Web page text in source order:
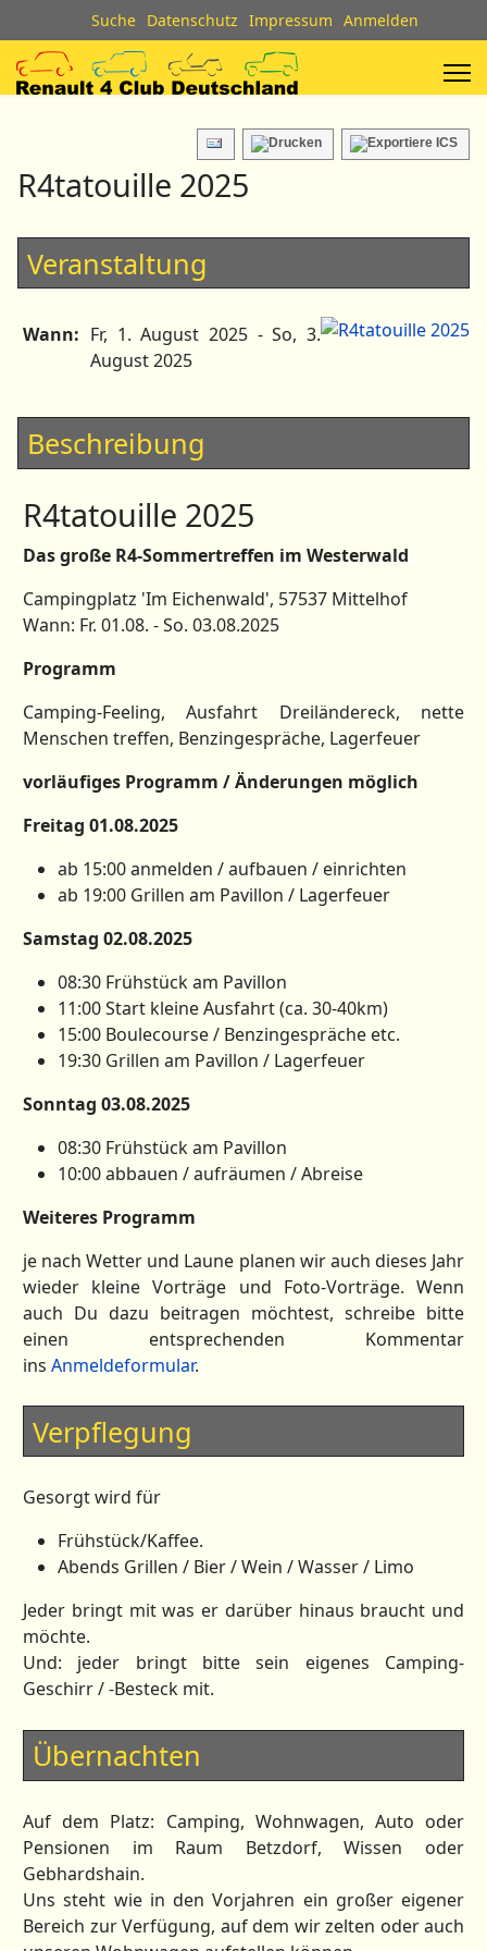
Suche Datenschutz Impressum Anmelden
R4tatouille 2025
Veranstaltung
Wann: Fr, 1. August 2025 - So, 3.
August 2025
Beschreibung
R4tatouille 2025
Das große R4-Sommertreffen im Westerwald
Campingplatz 'Im Eichenwald', 57537 Mittelhof
Wann: Fr. 01.08. - So. 03.08.2025
Programm
Camping-Feeling, Ausfahrt Dreiländereck, nette
Menschen treffen, Benzingespräche, Lagerfeuer
vorläufiges Programm / Änderungen möglich
Freitag 01.08.2025
ab 15:00 anmelden / aufbauen / einrichten
ab 19:00 Grillen am Pavillon / Lagerfeuer
Samstag 02.08.2025
08:30 Frühstück am Pavillon
11:00 Start kleine Ausfahrt (ca. 30-40km)
15:00 Boulecourse / Benzingespräche etc.
19:30 Grillen am Pavillon / Lagerfeuer
Sonntag 03.08.2025
08:30 Frühstück am Pavillon
10:00 abbauen / aufräumen / Abreise
Weiteres Programm
je nach Wetter und Laune planen wir auch dieses Jahr
wieder kleine Vorträge und Foto-Vorträge. Wenn
auch Du dazu beitragen möchtest, schreibe bitte
einen entsprechenden Kommentar
ins Anmeldeformular.
Verpflegung
Gesorgt wird für
Frühstück/Kaffee.
Abends Grillen / Bier / Wein / Wasser / Limo
Jeder bringt mit was er darüber hinaus braucht und
möchte.
Und: jeder bringt bitte sein eigenes Camping-
Geschirr / -Besteck mit.
Übernachten
Auf dem Platz: Camping, Wohnwagen, Auto oder
Pensionen im Raum Betzdorf, Wissen oder
Gebhardshain.
Uns steht wie in den Vorjahren ein großer eigener
Bereich zur Verfügung, auf dem wir zelten oder auch